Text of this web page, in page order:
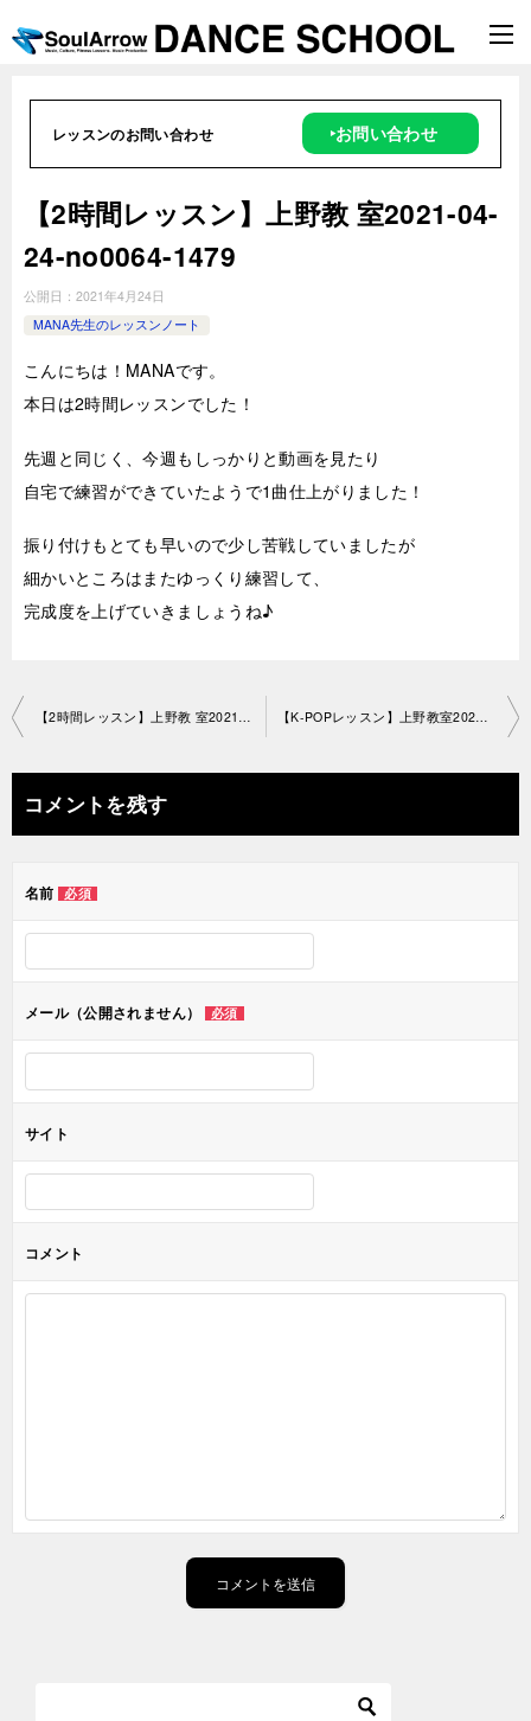
レッスンのお問い合わせ ‣お問い合わせ
【2時間レッスン】上野教 室2021-04-
24-no0064-1479
公開日： 2021年4月24日
MANA先生のレッスンノート
こんにちは！MANAです。
本日は2時間レッスンでした！
先週と同じく、今週もしっかりと動画を見たり
自宅で練習ができていたようで1曲仕上がりました！
振り付けもとても早いので少し苦戦していましたが
細かいところはまたゆっくり練習して、
完成度を上げていきましょうね♪
投
ナ
ビ
ー
ン
コメントを残す
名前 必須
メール（公開されません） 必須
サイト
コメント